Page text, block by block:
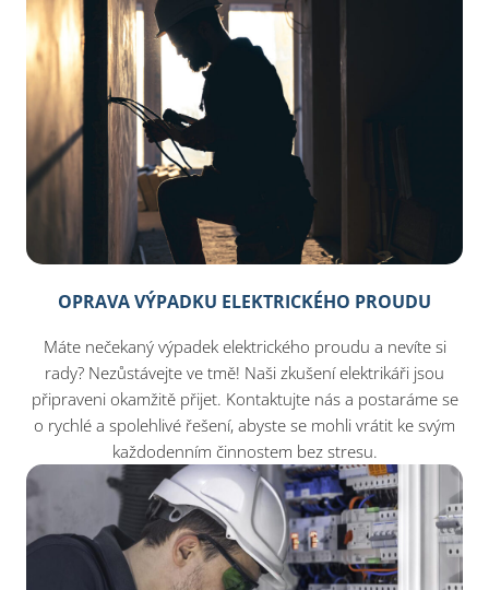
OPRAVA VÝPADKU ELEKTRICKÉHO PROUDU
Máte nečekaný výpadek elektrického proudu a nevíte si
rady? Nezůstávejte ve tmě! Naši zkušení elektrikáři jsou
připraveni okamžitě přijet. Kontaktujte nás a postaráme se
o rychlé a spolehlivé řešení, abyste se mohli vrátit ke svým
každodenním činnostem bez stresu.